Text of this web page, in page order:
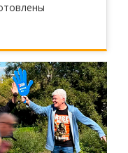
кольцо.